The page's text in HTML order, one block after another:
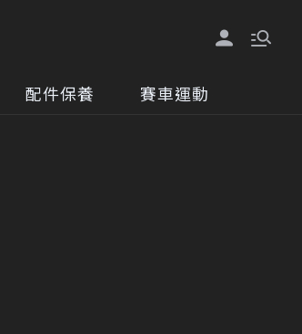
配件保養 賽車運動